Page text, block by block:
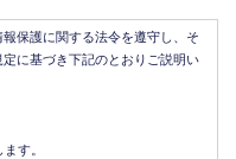
保護に関する法令を遵守し、そ
に基づき下記のとおりご説明い
す。